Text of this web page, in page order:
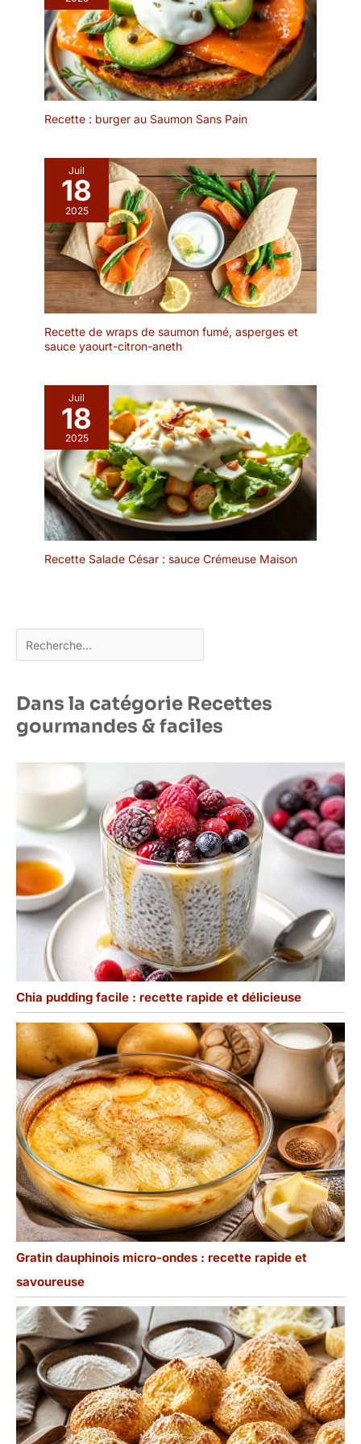
peu de liquide vaisselle et
d'eau et est très facile à
entretenir. Afin de
prolonger sa durée de
vie, il est recommandé de
ne pas le nettoyer au
nettoyage, il doit être
au sec. ✔[Remarque
importante] : si vous
rencontrez des
difficultés, n'hésitez pas
à nous contacter. Nous
vous répondrons dans
les 24 heures.
anniversaire ou brunch.
Entretien Simple et
Pratique à Ranger:
Surface lisse anti-taches
sans résidus d’odeurs,
lavage rapide à la main
avec de l’eau
65°C, sans risque de
déformation. Léger
(1,2kg) et compact
(31×31×21cm), il se range
facilement dans tous les
placards de cuisine sans
encombrement. Aucun
assemblage requis, prêt
à l’emploi à la réception.
Toutes
Occasions+Garantie
et design moderne
parfait comme cadeau de
crémaillère, mariage,
anniversaire ou Noël.
Convient aux pique-
niques, camping et
réceptions. Bénéficiez de
la garantie légale de
conformité 2 ans et 14
jours de rétractation
sans frais conformément
Recette : burger au Saumon Sans Pain
Juil
18
2025
Recette de wraps de saumon fumé, asperges et
sauce yaourt-citron-aneth
Juil
18
2025
Recette Salade César : sauce Crémeuse Maison
Rechercher
Dans la catégorie Recettes
gourmandes & faciles
Chia pudding facile : recette rapide et délicieuse
Gratin dauphinois micro-ondes : recette rapide et
savoureuse